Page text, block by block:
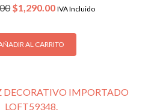
Original
was:
$1,850.00.
$1,290.00Current
is:
$1,290.00.
IVA Incluido
AL CARRITO